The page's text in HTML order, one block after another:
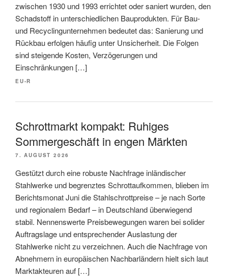
zwischen 1930 und 1993 errichtet oder saniert wurden, den
Schadstoff in unterschiedlichen Bauprodukten. Für Bau-
und Recyclingunternehmen bedeutet das: Sanierung und
Rückbau erfolgen häufig unter Unsicherheit. Die Folgen
sind steigende Kosten, Verzögerungen und
Einschränkungen […]
EU-R
Schrottmarkt kompakt: Ruhiges
Sommergeschäft in engen Märkten
7. AUGUST 2026
Gestützt durch eine robuste Nachfrage inländischer
Stahlwerke und begrenztes Schrottaufkommen, blieben im
Berichtsmonat Juni die Stahlschrottpreise – je nach Sorte
und regionalem Bedarf – in Deutschland überwiegend
stabil. Nennenswerte Preisbewegungen waren bei solider
Auftragslage und entsprechender Auslastung der
Stahlwerke nicht zu verzeichnen. Auch die Nachfrage von
Abnehmern in europäischen Nachbarländern hielt sich laut
Marktakteuren auf […]